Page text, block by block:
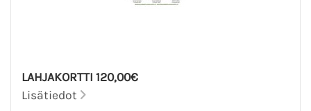
LAHJAKORTTI 120,00€
Lisätiedot